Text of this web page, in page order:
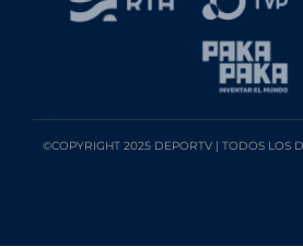
©COPYRIGHT 2025 DEPORTV | TODOS LOS